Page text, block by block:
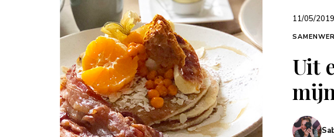
11/05/2019
Uit